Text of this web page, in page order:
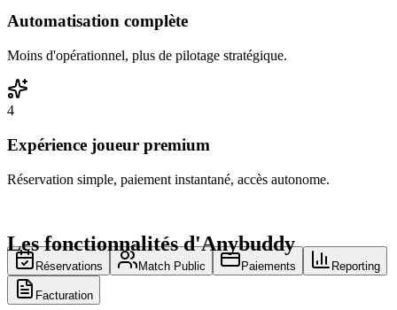
Automatisation complète
Moins d'opérationnel, plus de pilotage stratégique.
4
Expérience joueur premium
Réservation simple, paiement instantané, accès autonome.
Les fonctionnalités d'Anybuddy
Réservations Match Public Paiements Reporting
Facturation